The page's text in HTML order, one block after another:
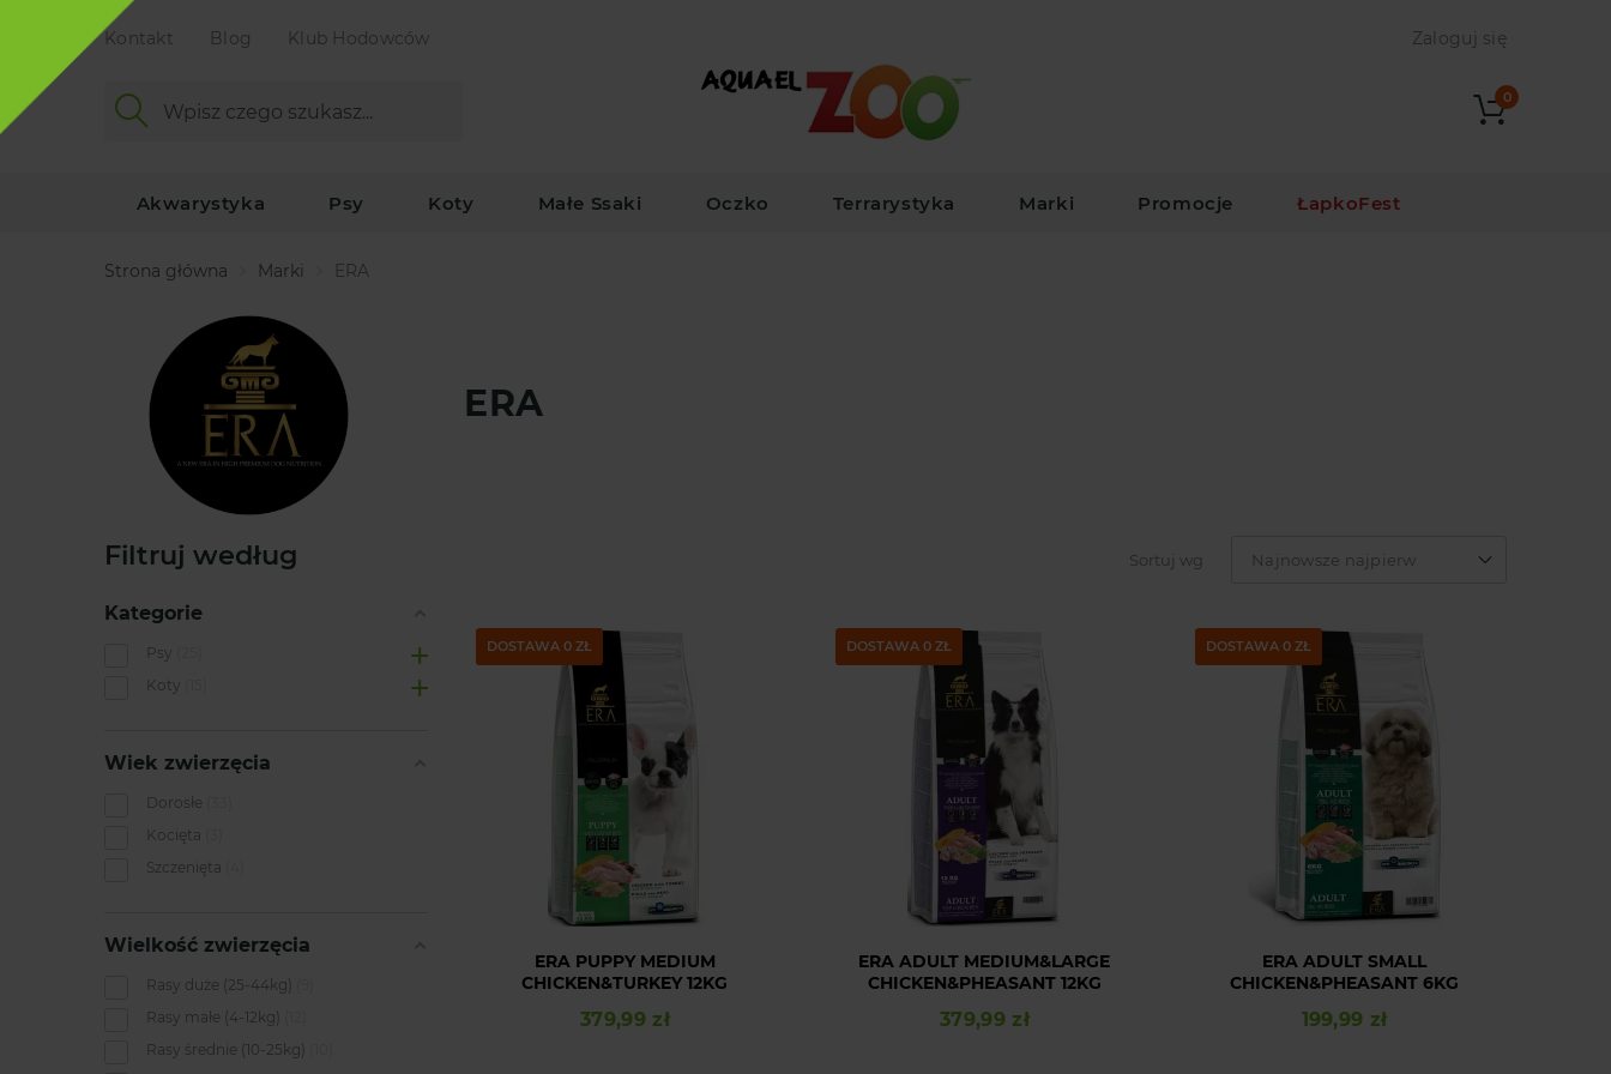
Kontakt Blog Klub Hodowców Zaloguj się
0
Akwarystyka Psy Koty Małe Ssaki Oczko Terrarystyka Marki Promocje ŁapkoFest
Strona główna Marki ERA
ERA
Sortuj wg Najnowsze najpierw
DOSTAWA 0 ZŁ
ERA PUPPY MEDIUM
CHICKEN&TURKEY 12KG
Cena
379,99 zł
DOSTAWA 0 ZŁ
ERA ADULT MEDIUM&LARGE
CHICKEN&PHEASANT 12KG
Cena
379,99 zł
DOSTAWA 0 ZŁ
ERA ADULT SMALL
CHICKEN&PHEASANT 6KG
Cena
199,99 zł
Filtruj według
Kategorie
Psy
Koty
Wiek zwierzęcia
Dorosłe
Kocięta
Szczenięta
Wielkość zwierzęcia
Rasy duże (25-44kg)
Rasy małe (4-12kg)
Rasy średnie (10-25kg)